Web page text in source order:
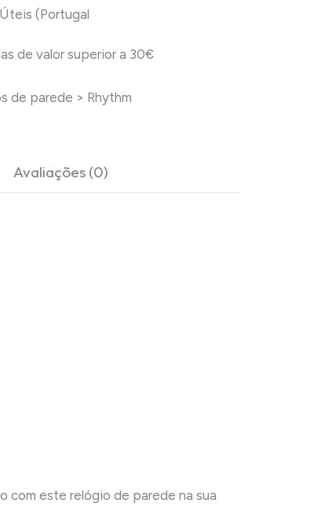
(Portugal
de valor superior a 30€
de parede > Rhythm
Avaliações (0)
com este relógio de parede na sua